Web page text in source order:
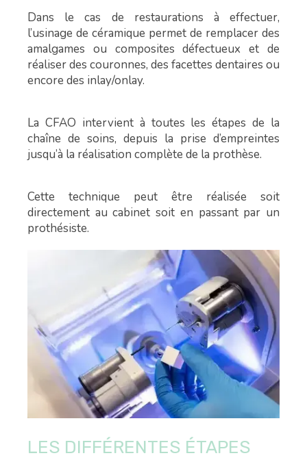
Dans le cas de restaurations à effectuer,
l’usinage de céramique permet de remplacer des
amalgames ou composites défectueux et de
réaliser des couronnes, des facettes dentaires ou
encore des inlay/onlay.
La CFAO intervient à toutes les étapes de la
chaîne de soins, depuis la prise d’empreintes
jusqu’à la réalisation complète de la prothèse.
Cette technique peut être réalisée soit
directement au cabinet soit en passant par un
prothésiste.
LES DIFFÉRENTES ÉTAPES